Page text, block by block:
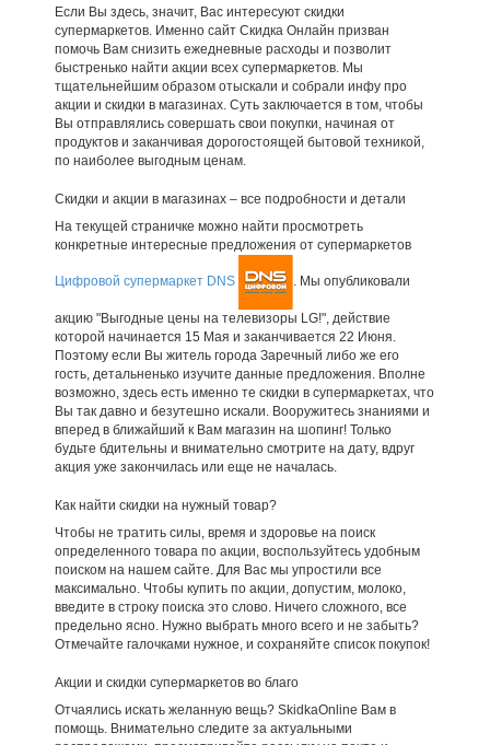
Если Вы здесь, значит, Вас интересуют скидки
супермаркетов. Именно сайт Скидка Онлайн призван
помочь Вам снизить ежедневные расходы и позволит
быстренько найти акции всех супермаркетов. Мы
тщательнейшим образом отыскали и собрали инфу про
акции и скидки в магазинах. Суть заключается в том, чтобы
Вы отправлялись совершать свои покупки, начиная от
продуктов и заканчивая дорогостоящей бытовой техникой,
по наиболее выгодным ценам.
Скидки и акции в магазинах – все подробности и детали
На текущей страничке можно найти просмотреть
конкретные интересные предложения от супермаркетов
Цифровой супермаркет DNS . Мы опубликовали
акцию "Выгодные цены на телевизоры LG!", действие
которой начинается 15 Мая и заканчивается 22 Июня.
Поэтому если Вы житель города Заречный либо же его
гость, детальненько изучите данные предложения. Вполне
возможно, здесь есть именно те скидки в супермаркетах, что
Вы так давно и безутешно искали. Вооружитесь знаниями и
вперед в ближайший к Вам магазин на шопинг! Только
будьте бдительны и внимательно смотрите на дату, вдруг
акция уже закончилась или еще не началась.
Как найти скидки на нужный товар?
Чтобы не тратить силы, время и здоровье на поиск
определенного товара по акции, воспользуйтесь удобным
поиском на нашем сайте. Для Вас мы упростили все
максимально. Чтобы купить по акции, допустим, молоко,
введите в строку поиска это слово. Ничего сложного, все
предельно ясно. Нужно выбрать много всего и не забыть?
Отмечайте галочками нужное, и сохраняйте список покупок!
Акции и скидки супермаркетов во благо
Отчаялись искать желанную вещь? SkidkaOnline Вам в
помощь. Внимательно следите за актуальными